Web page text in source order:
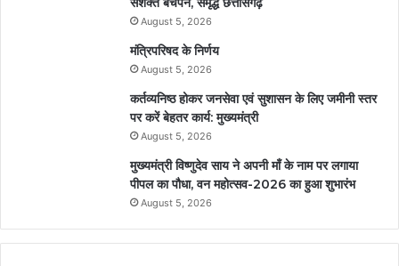
August 5, 2026
मंत्रिपरिषद के निर्णय
August 5, 2026
कर्तव्यनिष्ठ होकर जनसेवा एवं सुशासन के लिए जमीनी स्तर
पर करें बेहतर कार्य: मुख्यमंत्री
August 5, 2026
मुख्यमंत्री विष्णुदेव साय ने अपनी माँ के नाम पर लगाया
पीपल का पौधा, वन महोत्सव-2026 का हुआ शुभारंभ
August 5, 2026